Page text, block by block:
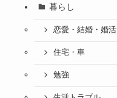
暮らし
恋愛・結婚・婚活
住宅・車
勉強